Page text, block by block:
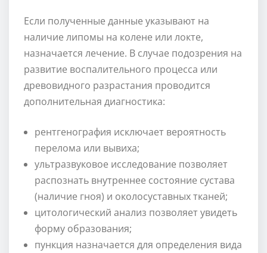
Если полученные данные указывают на
наличие липомы на колене или локте,
назначается лечение. В случае подозрения на
развитие воспалительного процесса или
древовидного разрастания проводится
дополнительная диагностика:
рентгенография исключает вероятность
перелома или вывиха;
ультразвуковое исследование позволяет
распознать внутреннее состояние сустава
(наличие гноя) и околосуставных тканей;
цитологический анализ позволяет увидеть
форму образования;
пункция назначается для определения вида